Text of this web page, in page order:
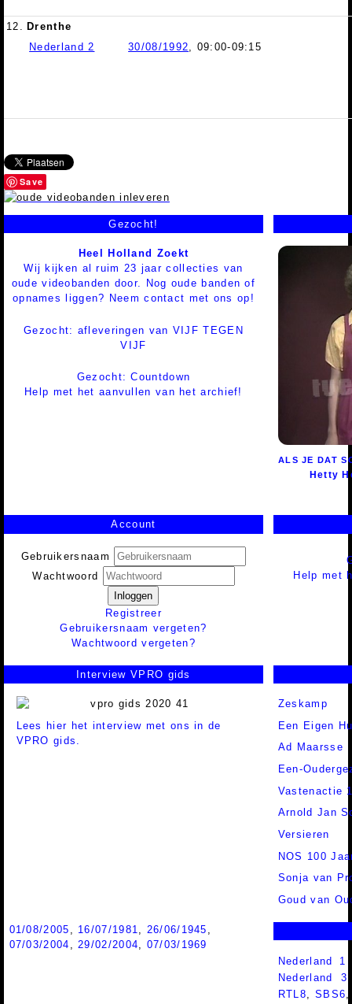
12.
Drenthe
Nederland 2
30/08/1992 , 09:00-09:15
Save
Gezocht!
Heel Holland Zoekt
Wij kijken al ruim 23 jaar collecties van
oude videobanden door. Nog oude banden of
opnames liggen? Neem contact met ons op!
Gezocht: afleveringen van VIJF TEGEN
VIJF
Gezocht: Countdown
Help met het aanvullen van het archief!
ALS JE DAT
Hetty
Account
Gebruikersnaam
Wachtwoord
Inloggen
Registreer
Gebruikersnaam vergeten?
Wachtwoord vergeten?
Help met
Interview VPRO gids
Lees hier het interview met ons in de
VPRO gids.
Zeskamp
Een Eigen
Ad Maarsse
Een-
Vastenactie
Arnold Jan
Versieren
NOS 100
Sonja van
Goud van
01/08/2005 16/07/1981 26/06/1945
07/03/2004
29/02/2004
07/03/1969
Nederland
Nederland
RTL8,SBS6